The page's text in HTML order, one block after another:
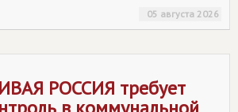
05 августа 2026
РОССИЯ требует